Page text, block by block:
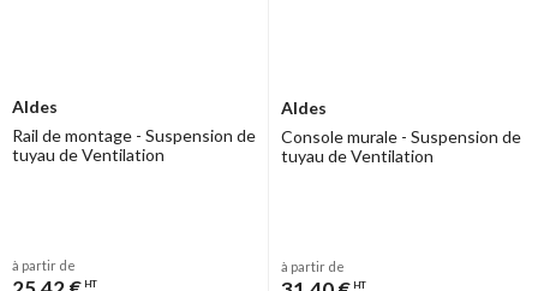
Aldes
Rail de montage - Suspension de
tuyau de Ventilation
à partir de
HT
Aldes
Console murale - Suspension de
tuyau de Ventilation
à partir de
HT